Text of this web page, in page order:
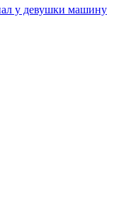
у девушки машину